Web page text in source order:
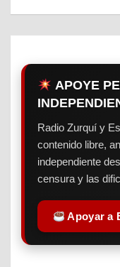
APOYE
Radio Zurquí y
contenido libre,
independiente
censura y las
Apoyar a